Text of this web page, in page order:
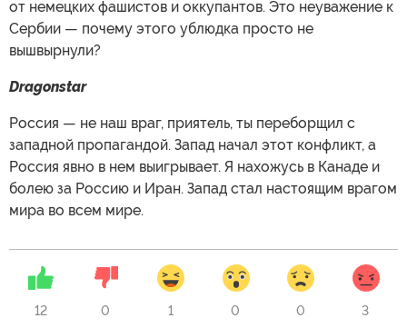
от немецких фашистов и оккупантов. Это неуважение к
Сербии — почему этого ублюдка просто не
вышвырнули?
Dragonstar
Россия — не наш враг, приятель, ты переборщил с
западной пропагандой. Запад начал этот конфликт, а
Россия явно в нем выигрывает. Я нахожусь в Канаде и
болею за Россию и Иран. Запад стал настоящим врагом
мира во всем мире.
12 0 1 0 0 3